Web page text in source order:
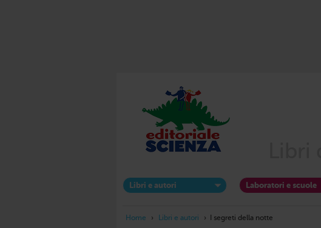
Libri e autori Laboratori e scuole
Home › Libri e autori › I segreti della notte